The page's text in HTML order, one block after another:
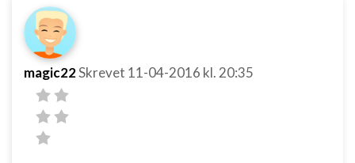
magic22Skrevet 11-04-2016 kl. 20:35